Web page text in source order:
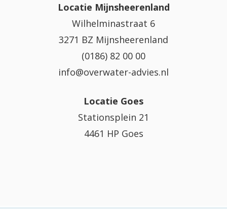
Locatie Mijnsheerenland
Wilhelminastraat 6
3271 BZ Mijnsheerenland
(0186) 82 00 00
info@overwater-advies.nl
Locatie Goes
Stationsplein 21
4461 HP Goes